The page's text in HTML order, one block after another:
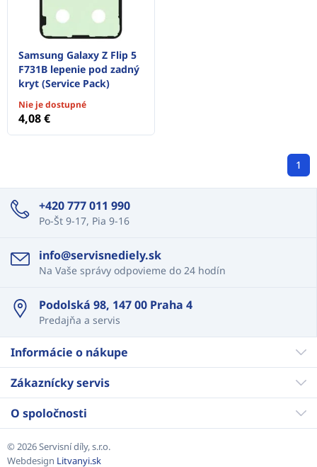
Samsung Galaxy Z Flip 5
F731B lepenie pod zadný
kryt (Service Pack)
Nie je dostupné
4,08 €
1
+420 777 011 990
Po-Št 9-17, Pia 9-16
info@servisnediely.sk
Na Vaše správy odpovieme do 24 hodín
Podolská 98, 147 00 Praha 4
Predajňa a servis
Informácie o nákupe
Zákaznícky servis
O spoločnosti
© 2026 Servisní díly, s.r.o.
Webdesign Litvanyi.sk